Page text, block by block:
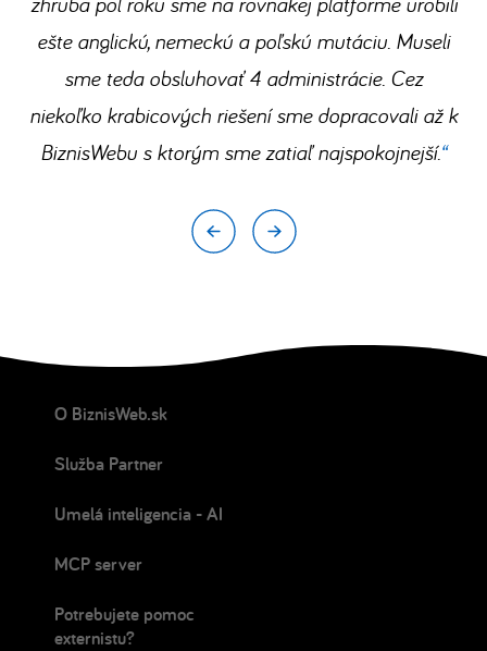
ešte anglickú, nemeckú a poľskú mutáciu. Museli
sme teda obsluhovať 4 administrácie. Cez
niekoľko krabicových riešení sme dopracovali až k
BiznisWebu s ktorým sme zatiaľ najspokojnejší.
O BiznisWeb.sk
Služba Partner
Umelá inteligencia - AI
MCP server
Potrebujete pomoc
externistu?